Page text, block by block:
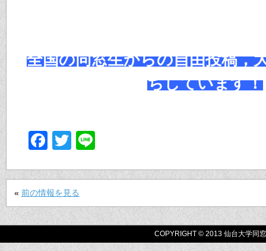
全国の同窓生からの自由投稿，
ちしています！
Facebook
Twitter
« 前の情報を見る
COPYRIGHT © 2013 仙台大学同